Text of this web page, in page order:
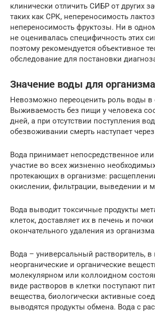
клинически отличить СИБР от других
таких как СРК, непереносимость
непереносимость фруктозы. Ни в
не оценивалась специфичность этих
поэтому рекомендуется объективное
обследование для постановки
Значение воды для организма
Невозможно переоценить роль воды в
Выживаемость без пищи у человека
дней, а при отсутствии поступления
обезвоживании смерть наступает через
Вода принимает непосредственное
участие во всех жизненно
протекающих в организме:
окислении, фильтрации, выведении и
Вода выводит токсичные продукты
клеток, доставляет их в печень и
окончательного удаления из
Вода – универсальный растворитель, в
неорганические и органические
молекулярном или коллоидном
виде растворов в клетки поступают
вещества, биологически активные
выводятся продукты обмена. Вода с